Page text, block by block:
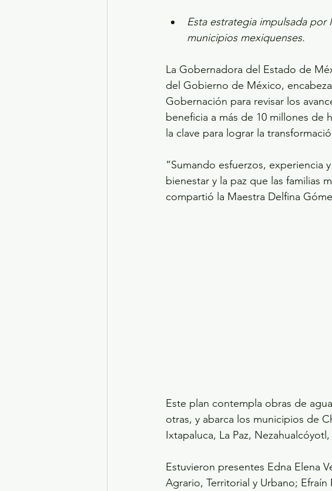
Esta estrategia impulsada por
municipios mexiquenses.
La Gobernadora del Estado de
del Gobierno de México,
Gobernación para revisar los
beneficia a más de 10 millones de
la clave para lograr la
“Sumando esfuerzos, experiencia
bienestar y la paz que las familias
compartió la Maestra Delfina
Este plan contempla obras de
otras, y abarca los municipios de
Ixtapaluca, La Paz,
Estuvieron presentes Edna Elena
Agrario, Territorial y Urbano;